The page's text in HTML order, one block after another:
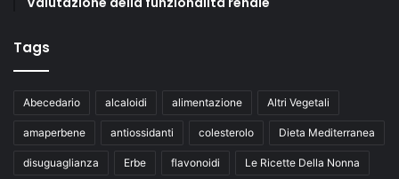
Tags
Abecedario alcaloidi alimentazione Altri Vegetali
amaperbene antiossidanti colesterolo Dieta Mediterranea
disuguaglianza Erbe flavonoidi Le Ricette Della Nonna